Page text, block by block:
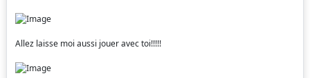
Allez laisse moi aussi jouer avec toi!!!!!